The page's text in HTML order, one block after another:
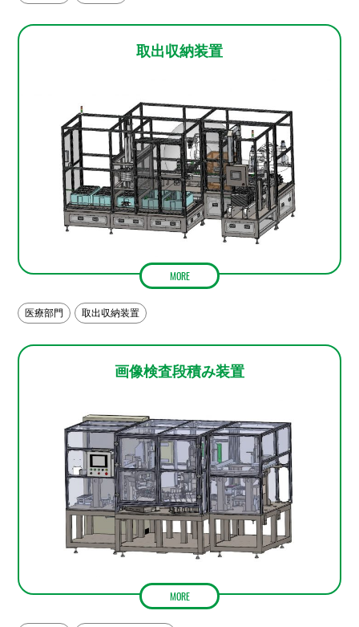
取出収納装置
MORE
医療部門 取出収納装置
画像検査段積み装置
MORE